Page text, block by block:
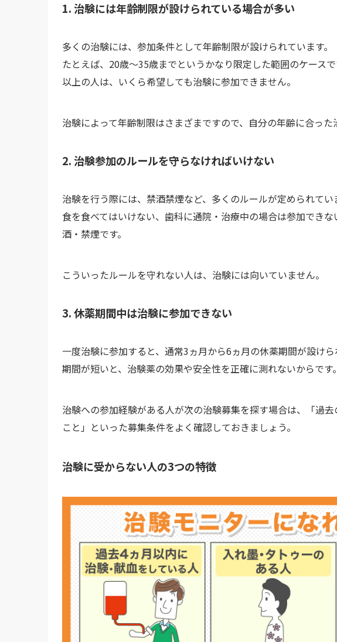
1. 治験には年齢制限が設けられている場合が多い
多くの治験には、参加条件として年齢制限が設けられています。
たとえば、20歳～35歳までというかなり限定した範囲のケース
以上の人は、いくら希望しても治験に参加できません。
治験によって年齢制限はさまざまですので、自分の年齢に合った
2. 治験参加のルールを守らなければいけない
治験を行う際には、禁酒禁煙など、多くのルールが定められて
食を食べてはいけない、歯科に通院・治療中の場合は参加でき
酒・禁煙です。
こういったルールを守れない人は、治験には向いていません。
3. 休薬期間中は治験に参加できない
一度治験に参加すると、通常3ヵ月から6ヵ月の休薬期間が設け
期間が短いと、治験薬の効果や安全性を正確に測れないからです。
治験への参加経験がある人が次の治験募集を探す場合は、「過
こと」といった募集条件をよく確認しておきましょう。
治験に受からない人の3つの特徴